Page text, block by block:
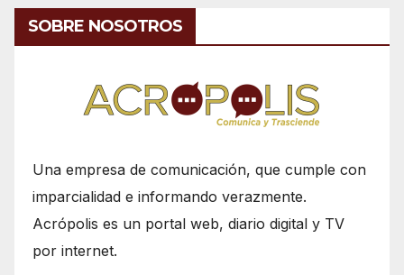
SOBRE NOSOTROS
Una empresa de comunicación, que cumple con
imparcialidad e informando verazmente.
Acrópolis es un portal web, diario digital y TV
por internet.